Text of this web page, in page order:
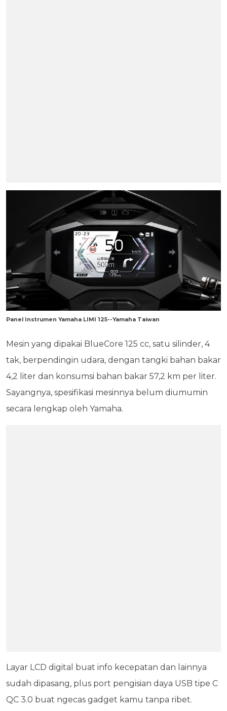
Panel Instrumen Yamaha LIMI 125--Yamaha Taiwan
Mesin yang dipakai BlueCore 125 cc, satu silinder, 4
tak, berpendingin udara, dengan tangki bahan bakar
4,2 liter dan konsumsi bahan bakar 57,2 km per liter.
Sayangnya, spesifikasi mesinnya belum diumumin
secara lengkap oleh Yamaha.
Layar LCD digital buat info kecepatan dan lainnya
sudah dipasang, plus port pengisian daya USB tipe C
QC 3.0 buat ngecas gadget kamu tanpa ribet.